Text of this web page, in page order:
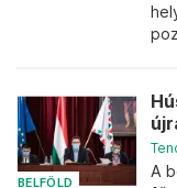
BELFÖLD
A